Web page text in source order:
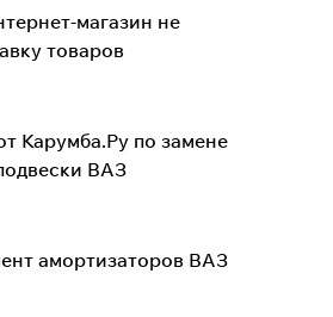
магазин не
товаров
Карумба.Ру по замене
ВАЗ
амортизаторов ВАЗ